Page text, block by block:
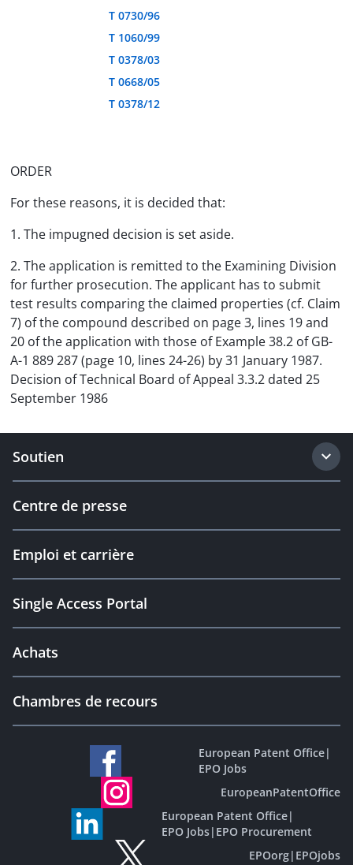
T 0730/96
T 1060/99
T 0378/03
T 0668/05
T 0378/12
ORDER
For these reasons, it is decided that:
1. The impugned decision is set aside.
2. The application is remitted to the Examining Division
for further prosecution. The applicant has to submit
test results comparing the claimed properties (cf. Claim
7) of the compound described on page 3, lines 19 and
20 of the application with those of Example 38.2 of GB-
A-1 889 287 (page 10, lines 24-26) by 31 January 1987.
Decision of Technical Board of Appeal 3.3.2 dated 25
September 1986
Soutien
Centre de presse
Emploi et carrière
Single Access Portal
Achats
Chambres de recours
European Patent Office|
EPO Jobs
EuropeanPatentOffice
European Patent Office|
EPO Jobs| EPO Procurement
EPOorg| EPOjobs